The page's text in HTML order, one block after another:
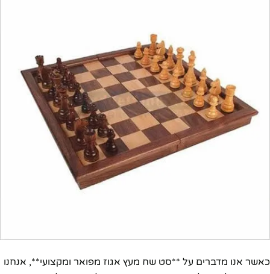
כאשר אנו מדברים על **סט שח מעץ אגוז מפואר ומקצועי**, אנחנו